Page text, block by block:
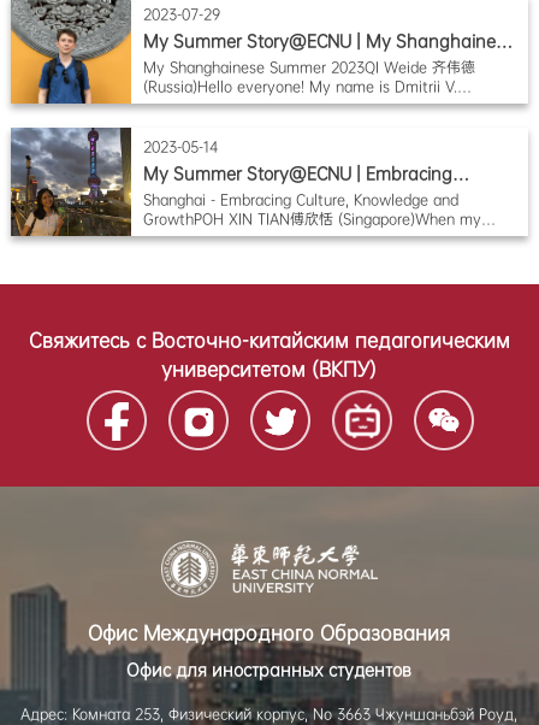
Shanghai is often referred to as a magical city in
Chinese.From its lively centre to its beautiful gardens,
Shanghai
2023-07-29
My Summer Story@ECNU | My Shanghainese
Summer 2023
My Shanghainese Summer 2023QI Weide 齐伟德
(Russia)Hello everyone! My name is Dmitrii V.
Tsvetkov, my Chinese name is Qi Weide (齐伟德), I
language teacher in Saint-Petersburg State University
of Culture. Same time, I`m a scholar, researching
Chinese tradi
2023-05-14
My Summer Story@ECNU | Embracing
Shanghai
Shanghai - Embracing Culture, Knowledge and
GrowthPOH XIN TIAN傅欣恬 (Singapore)When my
friends and I first stepped out of Pudong International
Свяжитесь с Восточно-китайским педагогическим
университетом (ВКПУ)
Офис Международного Образования
Офис для иностранных студентов
Адрес: Комната 253, Физический корпус, No 3663 Чжуншаньбэй Роуд,